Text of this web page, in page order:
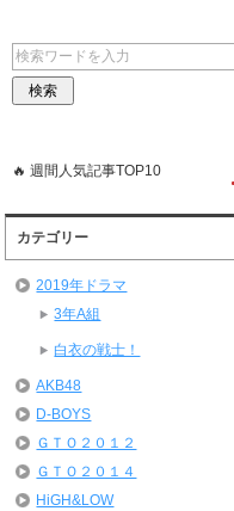
🔥 週間人気記事TOP10
カテゴリー
2019年ドラマ
3年A組
白衣の戦士！
AKB48
D-BOYS
ＧＴＯ２０１２
ＧＴＯ２０１４
HiGH&LOW